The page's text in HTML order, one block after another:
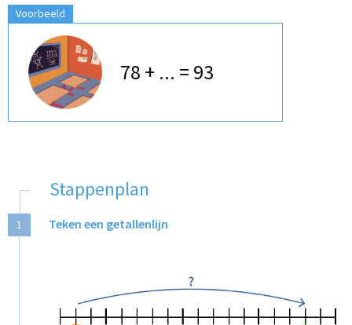
Voorbeeld
78 + ... = 93
Stappenplan
1 Teken een getallenlijn